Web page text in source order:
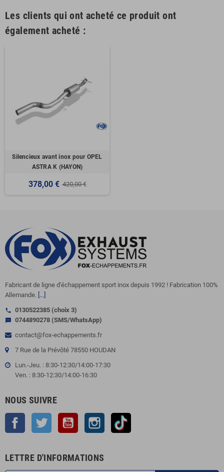
Les clients qui ont acheté ce produit ont
également acheté :
Silencieux avant inox pour OPEL
ASTRA K (HAYON)
378,00 € 420,00 €
Fabricant de ligne d'échappement sport inox depuis 1992 ! Fabrication 100%
Allemande. [...]
call 0130522385 (choix 3)
sms
0744890278 (SMS/WhatsApp)
contact@fox-echappements.fr
7 Rue de la Prévôté 78550 HOUDAN
Lun.-Jeu. : 8:30-12:30/14:00-17:30
Ven. : 8:30-12:30/14:00-16:30
NOUS SUIVRE
Facebook Twitter YouTube Instagram
LETTRE D'INFORMATIONS